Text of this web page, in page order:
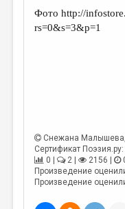
Фото http://
rs=0&s=3&p=1
Снежана Малышева
Сертификат
0 |
2 | 2156 |
Произведение оценили
Произведение оценили